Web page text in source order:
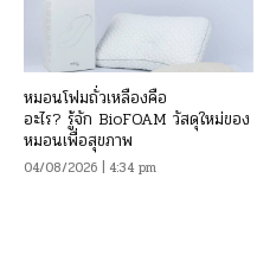
หมอนโฟมถั่วเหลืองคือ
อะไร? รู้จัก BioFOAM วัสดุใหม่ของ
หมอนเพื่อสุขภาพ
04/08/2026 | 4:34 pm